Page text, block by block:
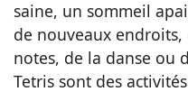
saine, un sommeil
de nouveaux
notes, de la danse ou
Tetris sont des